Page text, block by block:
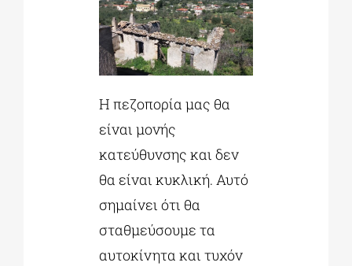
Η πεζοπορία μας θα
είναι μονής
κατεύθυνσης και δεν
θα είναι κυκλική. Αυτό
σημαίνει ότι θα
σταθμεύσουμε τα
αυτοκίνητα και τυχόν